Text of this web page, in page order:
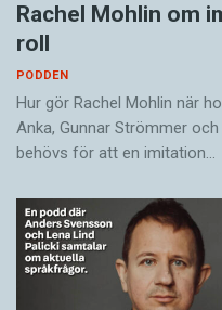
Rachel Mohlin om
roll
PODDEN
Hur gör Rachel Mohlin när
Anka, Gunnar Strömmer
behövs för att en imitation…